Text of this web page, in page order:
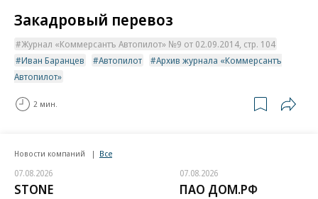
Закадровый перевоз
Журнал «Коммерсантъ Автопилот» №9 от 02.09.2014, стр. 104
Иван Баранцев
Автопилот
Архив журнала «Коммерсантъ
Автопилот»
2 мин.
Новости компаний Все
07.08.2026
STONE
07.08.2026
ПАО ДОМ.РФ